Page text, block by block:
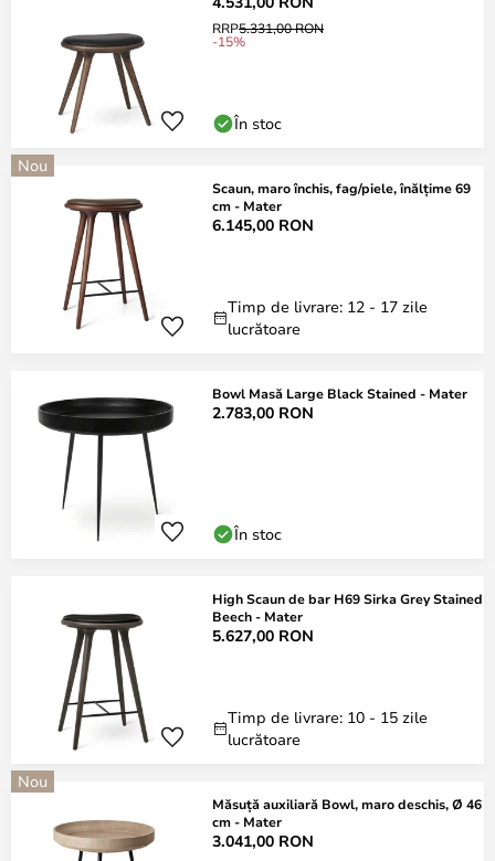
RRP5.331,00 RON
-15%
În stoc
Nou
Scaun, maro închis, fag/piele, înălțime 69
cm - Mater
6.145,00 RON
Timp de livrare: 12 - 17 zile
lucrătoare
Bowl Masă Large Black Stained - Mater
2.783,00 RON
În stoc
High Scaun de bar H69 Sirka Grey Stained
Beech - Mater
5.627,00 RON
Timp de livrare: 10 - 15 zile
lucrătoare
Nou
Măsuță auxiliară Bowl, maro deschis, Ø 46
cm - Mater
3.041,00 RON